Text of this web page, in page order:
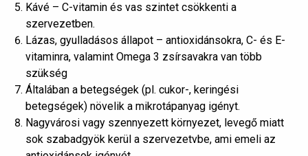
Kávé – C-vitamin és vas szintet csökkenti a
szervezetben.
Lázas, gyulladásos állapot – antioxidánsokra, C- és E-
vitaminra, valamint Omega 3 zsírsavakra van több
szükség
Általában a betegségek (pl. cukor-, keringési
betegségek) növelik a mikrotápanyag igényt.
Nagyvárosi vagy szennyezett környezet, levegő miatt
sok szabadgyök kerül a szervezetvbe, ami emeli az